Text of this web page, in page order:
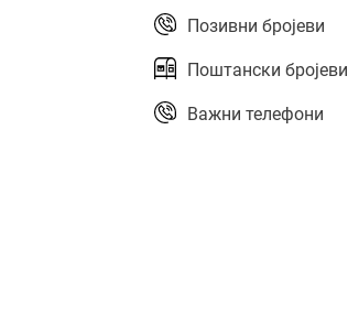
Позивни бројеви
Поштански бројеви
Важни телефони